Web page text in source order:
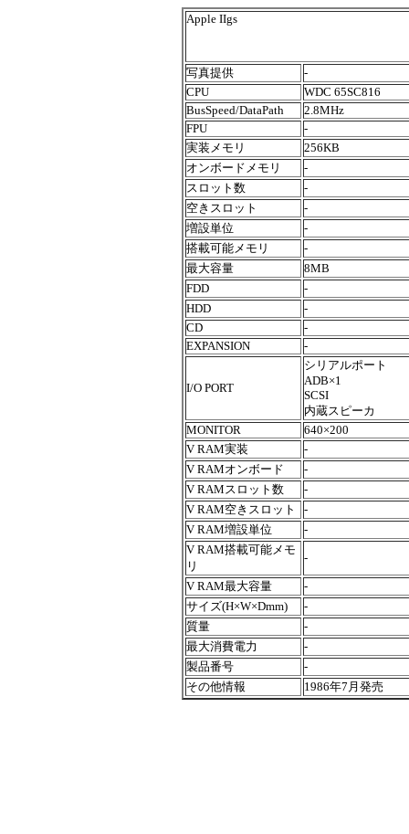
Apple IIgs
写真提供
-
CPU
WDC 65SC816
BusSpeed/DataPath
2.8MHz
FPU
-
実装メモリ
256KB
オンボードメモリ
-
スロット数
-
空きスロット
-
増設単位
-
搭載可能メモリ
-
最大容量
8MB
FDD
-
HDD
-
CD
-
EXPANSION
-
I/O PORT
シリアルポート
ADB×1
SCSI
内蔵スピーカ
MONITOR
640×200
V RAM実装
-
V RAMオンボード
-
V RAMスロット数
-
V RAM空きスロット
-
V RAM増設単位
-
V RAM搭載可能メモ
リ
-
V RAM最大容量
-
サイズ(H×W×Dmm)
-
質量
-
最大消費電力
-
製品番号
-
その他情報
1986年7月発売